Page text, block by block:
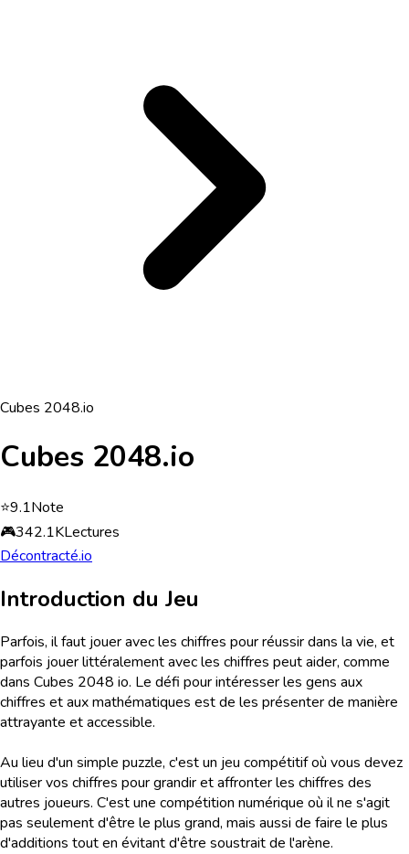
Cubes 2048.io
Cubes 2048.io
⭐9.1Note
🎮342.1KLectures
Décontracté.io
Introduction du Jeu
Parfois, il faut jouer avec les chiffres pour réussir dans la vie, et
parfois jouer littéralement avec les chiffres peut aider, comme
dans Cubes 2048 io. Le défi pour intéresser les gens aux
chiffres et aux mathématiques est de les présenter de manière
attrayante et accessible.
Au lieu d'un simple puzzle, c'est un jeu compétitif où vous devez
utiliser vos chiffres pour grandir et affronter les chiffres des
autres joueurs. C'est une compétition numérique où il ne s'agit
pas seulement d'être le plus grand, mais aussi de faire le plus
d'additions tout en évitant d'être soustrait de l'arène.